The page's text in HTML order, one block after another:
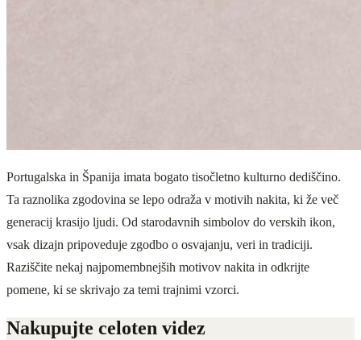
Portugalska in Španija imata bogato tisočletno kulturno dediščino.
Ta raznolika zgodovina se lepo odraža v motivih nakita, ki že več
generacij krasijo ljudi. Od starodavnih simbolov do verskih ikon,
vsak dizajn pripoveduje zgodbo o osvajanju, veri in tradiciji.
Raziščite nekaj najpomembnejših motivov nakita in odkrijte
pomene, ki se skrivajo za temi trajnimi vzorci.
Nakupujte celoten videz